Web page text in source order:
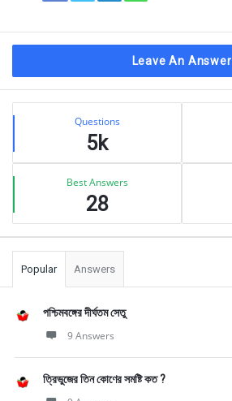
Leave An Answer
Sidebar
Stats Questions
5k
Best Answers
28
Popular Answers
পশ্চিমবঙ্গের দীর্ঘতম সেতু
9 Answers
ত্রিভুজের তিন কোণের সমষ্টি কত ?